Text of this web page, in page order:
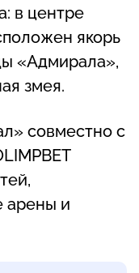
в центре
якорь
«Адмирала»,
змея.
совместно с
арены и